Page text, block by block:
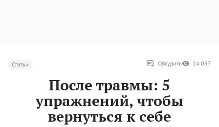
Статьи Обсудить 24 037
После травмы: 5
упражнений, чтобы
вернуться к себе